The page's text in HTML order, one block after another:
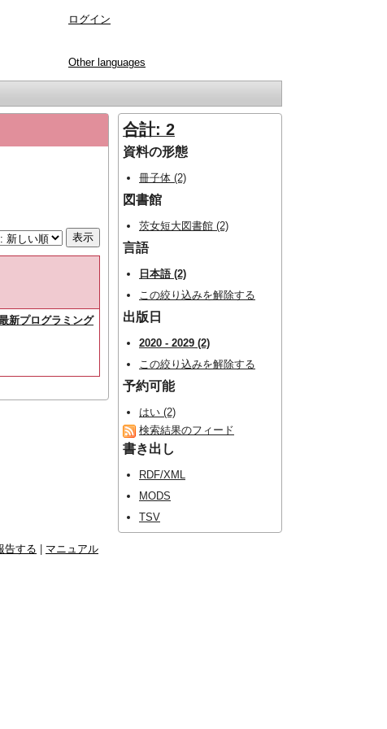
ログイン
Other languages
新プログラミング
合計: 2
資料の形態
冊子体 (2)
図書館
茨女短大図書館 (2)
言語
日本語 (2)
この絞り込みを解除する
出版日
2020 - 2029 (2)
この絞り込みを解除する
予約可能
はい (2)
検索結果のフィード
書き出し
RDF/XML
MODS
TSV
告する
マニュアル